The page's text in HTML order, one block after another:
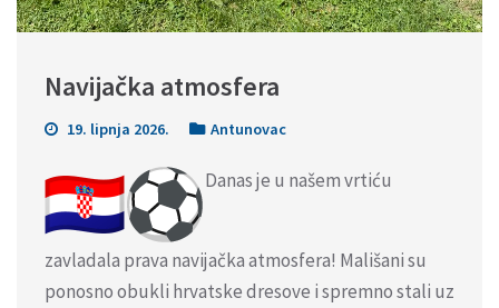
Navijačka atmosfera
19. lipnja 2026. Antunovac
Danas je u našem vrtiću
zavladala prava navijačka atmosfera! Mališani su
ponosno obukli hrvatske dresove i spremno stali uz